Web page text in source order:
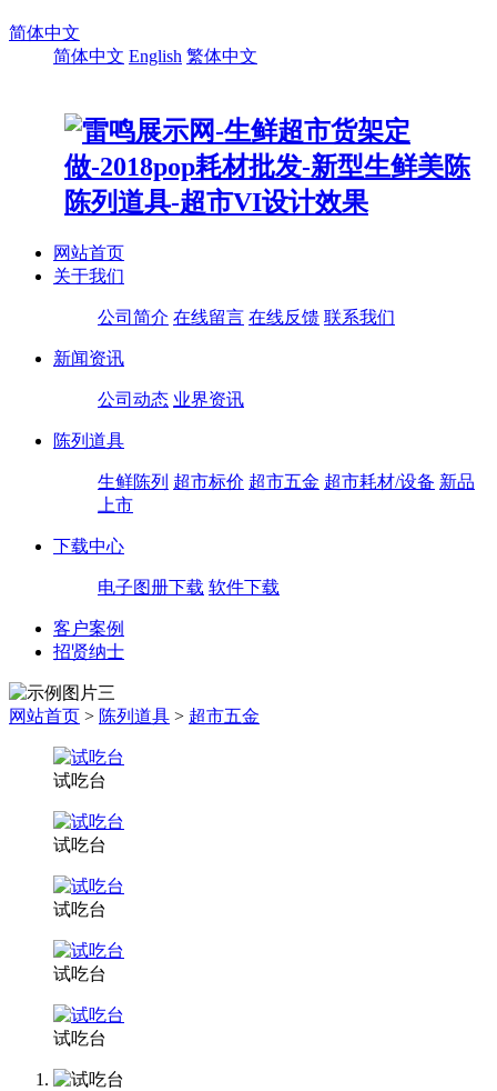
简体中文
简体中文 English 繁体中文
网站首页
关于我们
公司简介 在线留言 在线反馈 联系我们
新闻资讯
公司动态 业界资讯
陈列道具
生鲜陈列 超市标价 超市五金 超市耗材/设备 新品
上市
下载中心
电子图册下载 软件下载
客户案例
招贤纳士
网站首页 > 陈列道具 > 超市五金
试吃台
试吃台
试吃台
试吃台
试吃台